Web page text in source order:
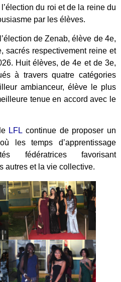
du roi et de la reine du
par les élèves.
de Zenab, élève de 4e,
sacrés respectivement reine et
Huit élèves, de 4e et de 3e,
à travers quatre catégories
ambianceur, élève le plus
tenue en accord avec le
LFLcontinue de proposer un
les temps d’apprentissage
fédératrices favorisant
autres et la vie collective.